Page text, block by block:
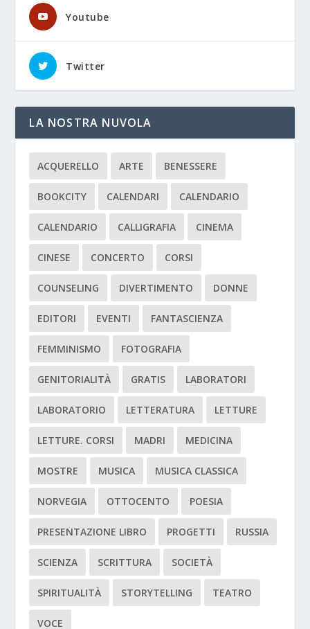
Youtube
Twitter
LA NOSTRA NUVOLA
ACQUERELLO ARTE BENESSERE
BOOKCITY CALENDARI CALENDARIO
CALENDARIO CALLIGRAFIA CINEMA
CINESE CONCERTO CORSI
COUNSELING DIVERTIMENTO DONNE
EDITORI EVENTI FANTASCIENZA
FEMMINISMO FOTOGRAFIA
GENITORIALITÀ GRATIS LABORATORI
LABORATORIO LETTERATURA LETTURE
LETTURE. CORSI MADRI MEDICINA
MOSTRE MUSICA MUSICA CLASSICA
NORVEGIA OTTOCENTO POESIA
PRESENTAZIONE LIBRO PROGETTI RUSSIA
SCIENZA SCRITTURA SOCIETÀ
SPIRITUALITÀ STORYTELLING TEATRO
VOCE